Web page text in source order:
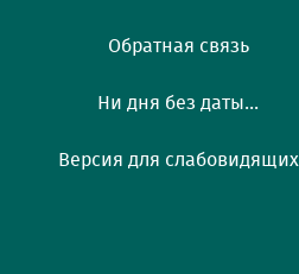
Обратная связь
Ни дня без даты...
Версия для слабовидящих